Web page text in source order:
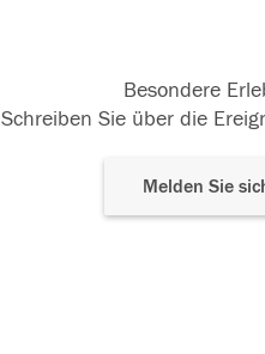
Besondere
Schreiben Sie über die
Melden Sie